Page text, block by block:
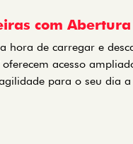
com Abertura
hora de carregar e
acesso
para o seu dia